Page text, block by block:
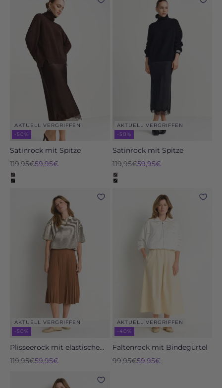
AKTUELL VERGRIFFEN
-50%
Satinrock mit Spitze
Regulärer Preis
119,95€Angebot
59,95€
dark chocolate
black
AKTUELL VERGRIFFEN
-50%
Satinrock mit Spitze
Regulärer Preis
119,95€Angebot
59,95€
dark chocolate
black
AKTUELL VERGRIFFEN
-50%
Plisseerock mit elastischem
Bund
Regulärer Preis
119,95€Angebot
59,95€
AKTUELL VERGRIFFEN
-40%
Faltenrock mit Bindegürtel
Regulärer Preis
99,95€Angebot
59,95€